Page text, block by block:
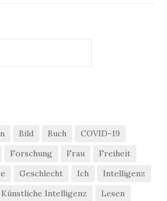
Bild Buch
COVID-19
Forschung Frau
Freiheit
Geschlecht Ich
Intelligenz
Künstliche Intelligenz
Lesen